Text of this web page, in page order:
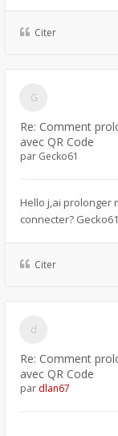
Citer
Re: Comment
avec QR Code
par Gecko61
Hello j,ai prolonger
connecter? Gecko61
Citer
Re: Comment
avec QR Code
par dlan67